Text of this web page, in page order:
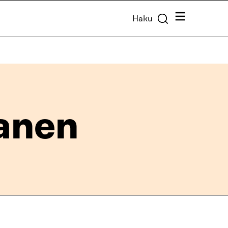
Haku Valikko